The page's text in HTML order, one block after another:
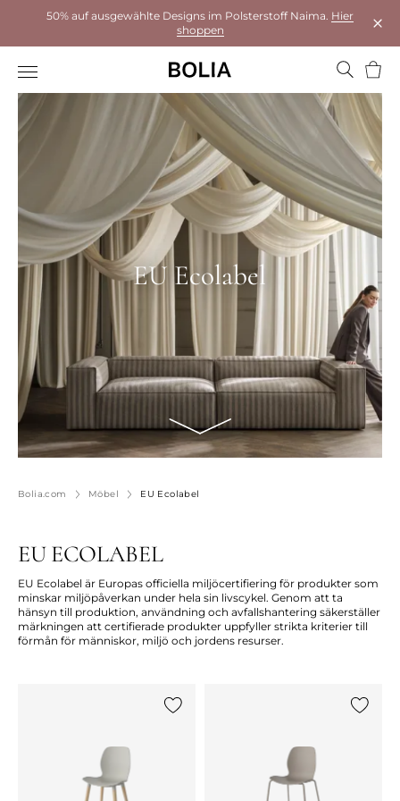
50% auf ausgewählte Designs im Polsterstoff Naima. Hier
shoppen
EU Ecolabel
Bolia.com Möbel EU Ecolabel
EU ECOLABEL
EU Ecolabel är Europas officiella miljöcertifiering för produkter som
minskar miljöpåverkan under hela sin livscykel. Genom att ta
hänsyn till produktion, användning och avfallshantering säkerställer
märkningen att certifierade produkter uppfyller strikta kriterier till
förmån för människor, miljö och jordens resurser.